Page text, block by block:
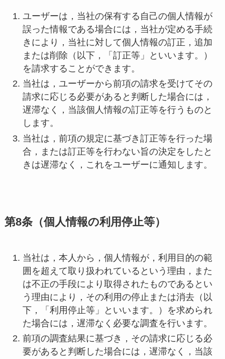
ユーザーは，当社の保有する自己の個人情報が
誤った情報である場合には，当社が定める手続
きにより，当社に対して個人情報の訂正，追加
または削除（以下，「訂正等」といいます。）
を請求することができます。
当社は，ユーザーから前項の請求を受けてその
請求に応じる必要があると判断した場合には，
遅滞なく，当該個人情報の訂正等を行うものと
します。
当社は，前項の規定に基づき訂正等を行った場
合，または訂正等を行わない旨の決定をしたと
きは遅滞なく，これをユーザーに通知します。
第8条（個人情報の利用停止等）
当社は，本人から，個人情報が，利用目的の範
囲を超えて取り扱われているという理由，また
は不正の手段により取得されたものであるとい
う理由により，その利用の停止または消去（以
下，「利用停止等」といいます。）を求められ
た場合には，遅滞なく必要な調査を行います。
前項の調査結果に基づき，その請求に応じる必
要があると判断した場合には，遅滞なく，当該